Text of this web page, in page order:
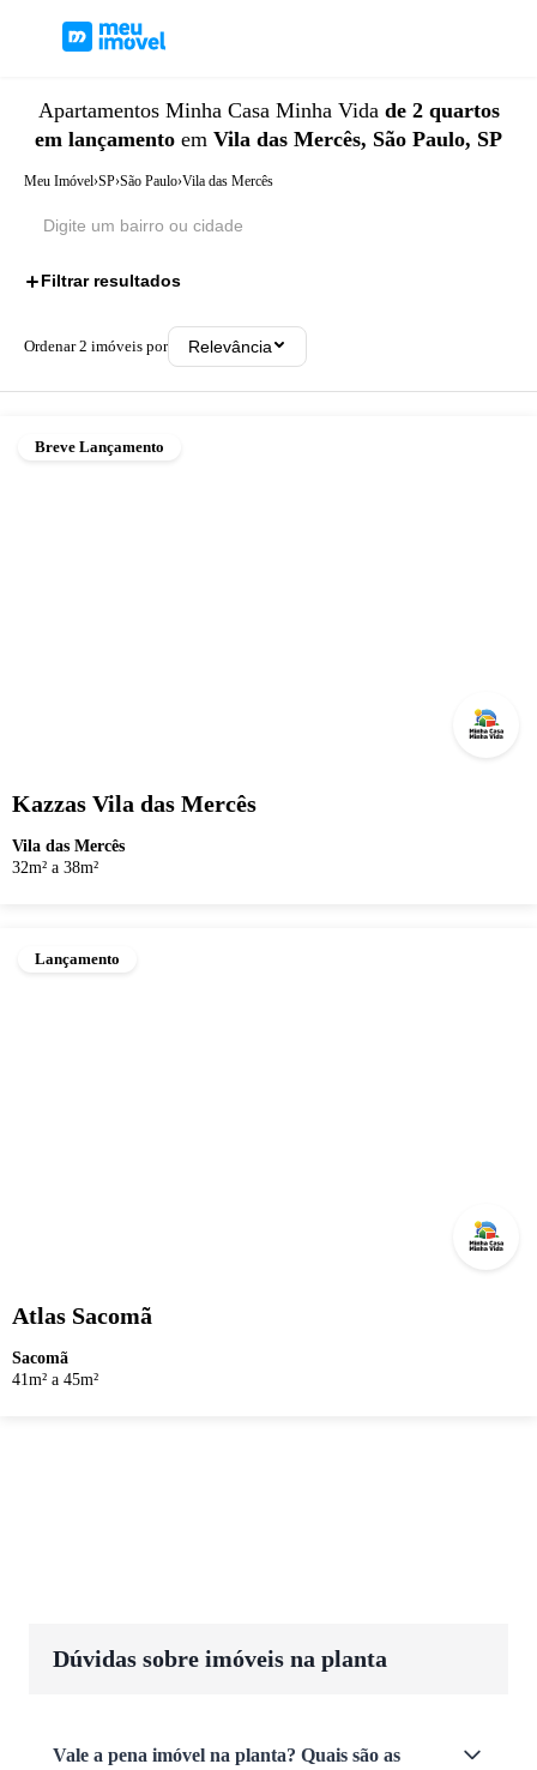
Apartamentos Minha Casa Minha Vida de 2 quartos
em lançamento em Vila das Mercês, São Paulo, SP
Meu Imóvel›SP›São Paulo›Vila das Mercês
Filtrar resultados
Ordenar2 imóveis por Relevância
Breve Lançamento
Kazzas Vila das Mercês
Vila das Mercês
32m² a 38m²
Lançamento
Atlas Sacomã
Sacomã
41m² a 45m²
Dúvidas sobre imóveis na planta
Vale a pena imóvel na planta? Quais são as